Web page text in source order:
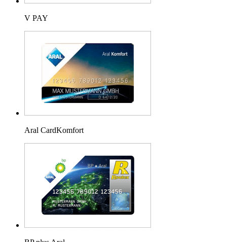
V PAY
Aral CardKomfort